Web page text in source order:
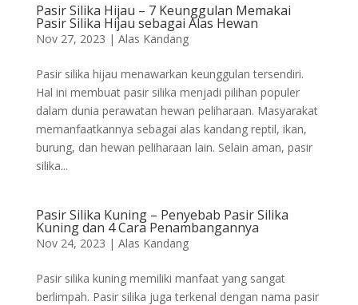
Pasir Silika Hijau – 7 Keunggulan Memakai
Pasir Silika Hijau sebagai Alas Hewan
Nov 27, 2023 | Alas Kandang
Pasir silika hijau menawarkan keunggulan tersendiri.
Hal ini membuat pasir silika menjadi pilihan populer
dalam dunia perawatan hewan peliharaan. Masyarakat
memanfaatkannya sebagai alas kandang reptil, ikan,
burung, dan hewan peliharaan lain. Selain aman, pasir
silika...
Pasir Silika Kuning – Penyebab Pasir Silika
Kuning dan 4 Cara Penambangannya
Nov 24, 2023 | Alas Kandang
Pasir silika kuning memiliki manfaat yang sangat
berlimpah. Pasir silika juga terkenal dengan nama pasir